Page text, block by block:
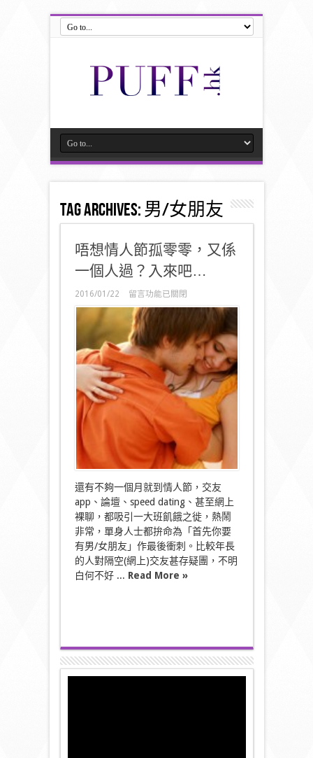
Tag Archives:男/女朋友
唔想情人節孤零零，又係
一個人過？入來吧…
2016/01/22
在
〈唔
想
情
人
節
孤
零
零，
又
係
過？
入
來
中
留言功能已關閉
還有不夠一個月就到情人節，交友
app、論壇、speed dating、甚至網上
裸聊，都吸引一大班飢餓之徙，熱鬧
非常，單身人士都拚命為「首先你要
有男/女朋友」作最後衝刺。比較年長
的人對隔空(網上)交友甚存疑團，不明
白何不好 ... Read More »